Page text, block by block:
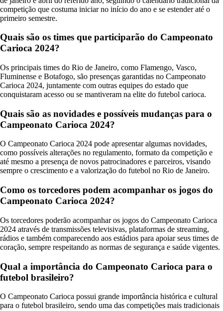
competição que costuma iniciar no início do ano e se estender até o
primeiro semestre.
Quais são os times que participarão do Campeonato
Carioca 2024?
Os principais times do Rio de Janeiro, como Flamengo, Vasco,
Fluminense e Botafogo, são presenças garantidas no Campeonato
Carioca 2024, juntamente com outras equipes do estado que
conquistaram acesso ou se mantiveram na elite do futebol carioca.
Quais são as novidades e possíveis mudanças para o
Campeonato Carioca 2024?
O Campeonato Carioca 2024 pode apresentar algumas novidades,
como possíveis alterações no regulamento, formato da competição e
até mesmo a presença de novos patrocinadores e parceiros, visando
sempre o crescimento e a valorização do futebol no Rio de Janeiro.
Como os torcedores podem acompanhar os jogos do
Campeonato Carioca 2024?
Os torcedores poderão acompanhar os jogos do Campeonato Carioca
2024 através de transmissões televisivas, plataformas de streaming,
rádios e também comparecendo aos estádios para apoiar seus times de
coração, sempre respeitando as normas de segurança e saúde vigentes.
Qual a importância do Campeonato Carioca para o
futebol brasileiro?
O Campeonato Carioca possui grande importância histórica e cultural
para o futebol brasileiro, sendo uma das competições mais tradicionais